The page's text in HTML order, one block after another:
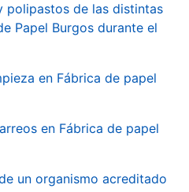
polipastos de las distintas
Papel Burgos durante el
en Fábrica de papel
en Fábrica de papel
un organismo acreditado